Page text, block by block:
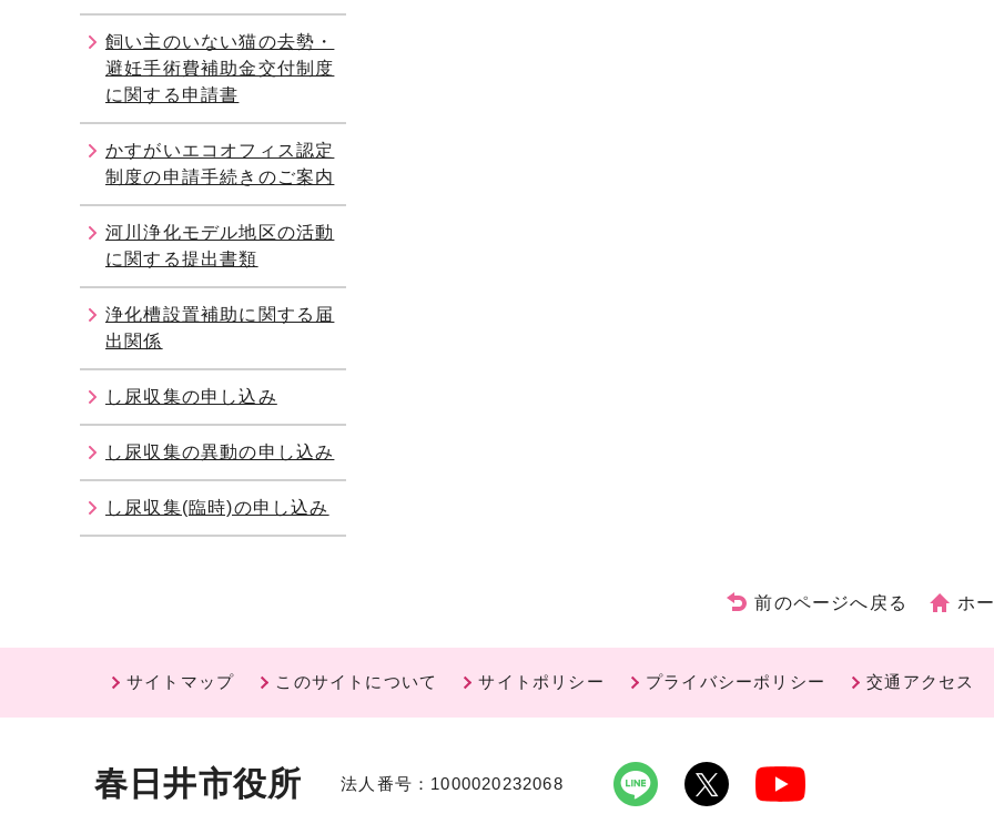
飼い主のいない猫の去勢・
避妊手術費補助金交付制度
に関する申請書
かすがいエコオフィス認定
制度の申請手続きのご案内
河川浄化モデル地区の活動
に関する提出書類
浄化槽設置補助に関する届
出関係
し尿収集の申し込み
し尿収集の異動の申し込み
し尿収集(臨時)の申し込み
前のページへ戻る ホ
サイトマップ このサイトについて サイトポリシー プライバシーポリシー 交通アクセス
春日井市役所 法人番号：1000020232068